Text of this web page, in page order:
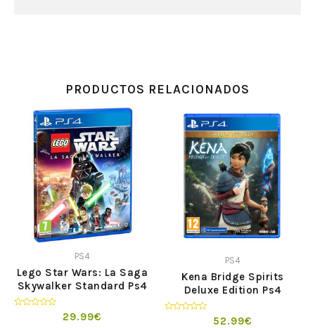
PRODUCTOS RELACIONADOS
PS4
Lego Star Wars: La Saga
Skywalker Standard Ps4
29.99€
PS4
Kena Bridge Spirits
Deluxe Edition Ps4
52.99€